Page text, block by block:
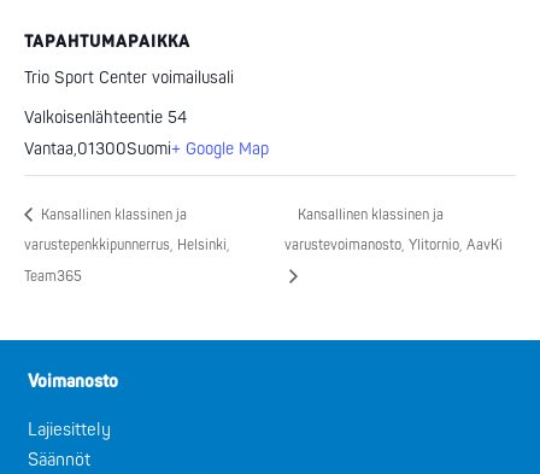
TAPAHTUMAPAIKKA
Trio Sport Center voimailusali
Valkoisenlähteentie 54
Vantaa,01300Suomi+ Google Map
Kansallinen klassinen ja
varustepenkkipunnerrus, Helsinki,
Team365
Kansallinen klassinen ja
varustevoimanosto, Ylitornio, AavKi
Voimanosto
Lajiesittely
Säännöt